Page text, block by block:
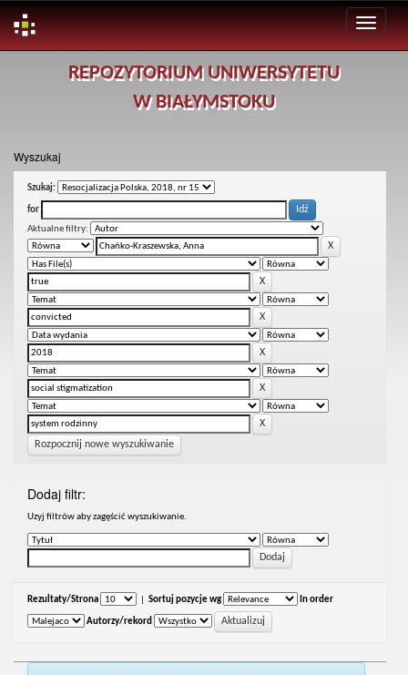
REPOZYTORIUM UNIWERSYTETU
W BIAŁYMSTOKU
Wyszukaj
Szukaj:
for
Aktualne filtry:
Rozpocznij nowe wyszukiwanie
Dodaj filtr:
Uzyj filtrów aby zagęścić wyszukiwanie.
Rezultaty/Strona Sortuj pozycje wg In order
Autorzy/rekord